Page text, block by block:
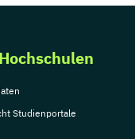
Studienportale